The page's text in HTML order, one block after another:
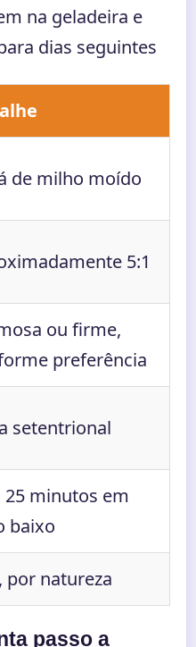
na geladeira e
dias seguintes
de milho moído
5:1
ou firme,
preferência
setentrional
25 minutos em
baixo
por natureza
passo a